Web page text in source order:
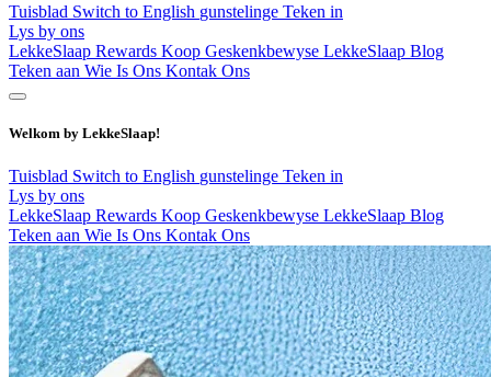
Tuisblad Switch to English gunstelinge Teken in
Lys by ons
LekkeSlaap Rewards Koop Geskenkbewyse LekkeSlaap Blog
Teken aan Wie Is Ons Kontak Ons
Welkom by LekkeSlaap!
Tuisblad Switch to English gunstelinge Teken in
Lys by ons
LekkeSlaap Rewards Koop Geskenkbewyse LekkeSlaap Blog
Teken aan Wie Is Ons Kontak Ons